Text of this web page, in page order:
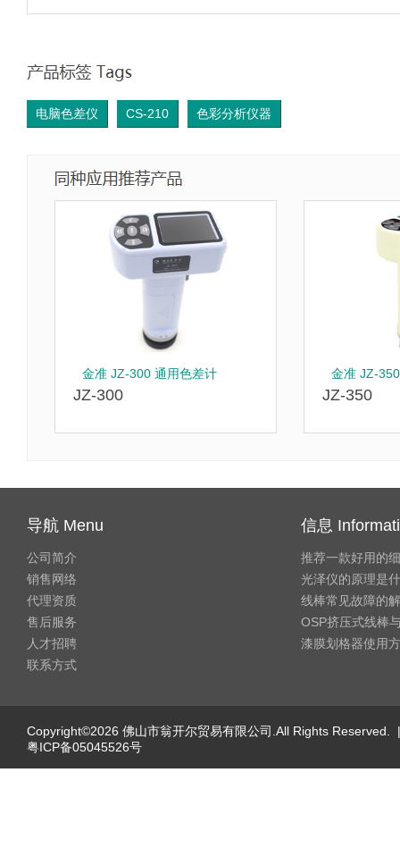
电脑色差仪 CS-210 色彩分析仪器
金准 JZ-300 通用色差计
JZ-300
金准 JZ-
JZ-350
导航 Menu
公司简介
销售网络
代理资质
售后服务
人才招聘
联系方式
信息
推荐一款好用的
光泽仪的原理是
线棒常见故障的
OSP挤压式线棒
漆膜划格器使用
Copyright©2026 佛山市翁开尔贸易有限公司.All Rights Reserved. |
粤ICP备05045526号